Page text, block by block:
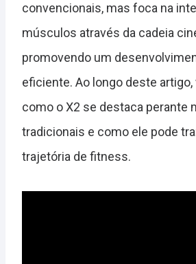
convencionais, mas foca na
músculos através da cadeia
promovendo um
eficiente. Ao longo deste
como o X2 se destaca perante
tradicionais e como ele pode
trajetória de fitness.